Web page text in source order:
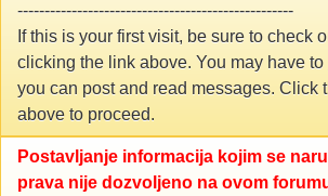
---------------------------------------------------
If this is your first visit, be sure to check
clicking the link above. You may have to
you can post and read messages. Click
above to proceed.
Postavljanje informacija kojim se
prava nije dozvoljeno na ovom